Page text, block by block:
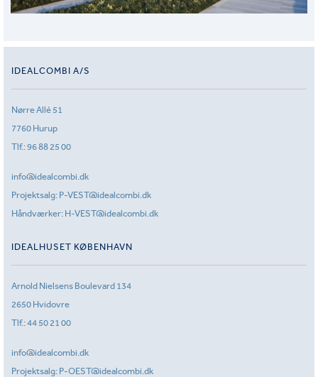
IDEALCOMBI A/S
Nørre Allé 51
7760 Hurup
Tlf.:96 88 25 00
info@idealcombi.dk
Projektsalg: P-VEST@idealcombi.dk
Håndværker: H-VEST@idealcombi.dk
IDEALHUSET KØBENHAVN
Arnold Nielsens Boulevard 134
2650 Hvidovre
Tlf.:44 50 21 00
info@idealcombi.dk
Projektsalg: P-OEST@idealcombi.dk